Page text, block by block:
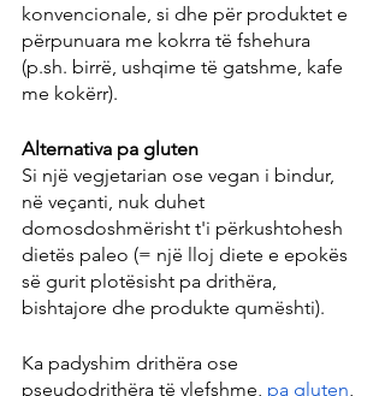
konvencionale, si dhe për produktet e
përpunuara me kokrra të fshehura
(p.sh. birrë, ushqime të gatshme, kafe
me kokërr).
Alternativa pa gluten
Si një vegjetarian ose vegan i bindur,
në veçanti, nuk duhet
domosdoshmërisht t'i përkushtohesh
dietës paleo (= një lloj diete e epokës
së gurit plotësisht pa drithëra,
bishtajore dhe produkte qumështi).
Ka padyshim drithëra ose
pseudodrithëra të vlefshme, pa gluten